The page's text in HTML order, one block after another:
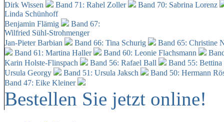
Dirk Wissen
Band 71: Rahel Zoller
Band 70: Sabrina Lorenz
Linda Schünhoff
Benjamin Flämig
Band 67:
Wilfried Sühl-Strohmenger
Jan-Pieter Barbian
Band 66: Tina Schurig
Band 65: Christine
Band 61: Martina Haller
Band 60: Leonie Flachsmann
Karin Holste-Flinspach
Band 56: Rafael Ball
Band 55:
Ursula Georgy
Band 51: Ursula Jaksch Band 50: Hermann
Band 47: Eike Kleiner
Bestellen Sie jetzt online!